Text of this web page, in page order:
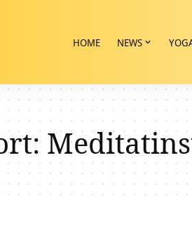
HOME NEWS